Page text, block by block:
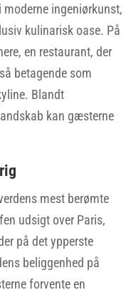
ingeniørkunst,
kulinarisk oase. På
en restaurant, der
betagende som
Blandt
kan gæsterne
mest berømte
udsigt over Paris,
på det ypperste
beliggenhed på
forvente en